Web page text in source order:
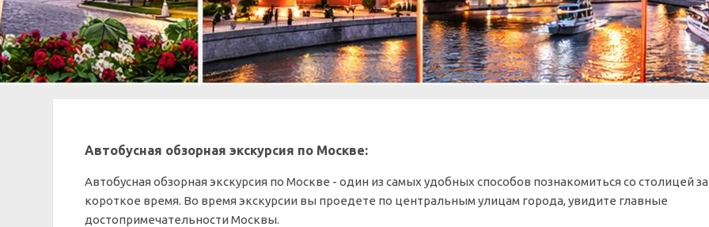
Автобусная обзорная экскурсия по Москве:
Автобусная обзорная экскурсия по Москве - один из самых удобных способов познакомиться со столицей за
короткое время. Во время экскурсии вы проедете по центральным улицам города, увидите главные
достопримечательности Москвы.